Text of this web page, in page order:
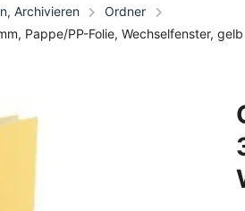
Archivieren
Ordner
Pappe/PP-Folie, Wechselfenster, gelb